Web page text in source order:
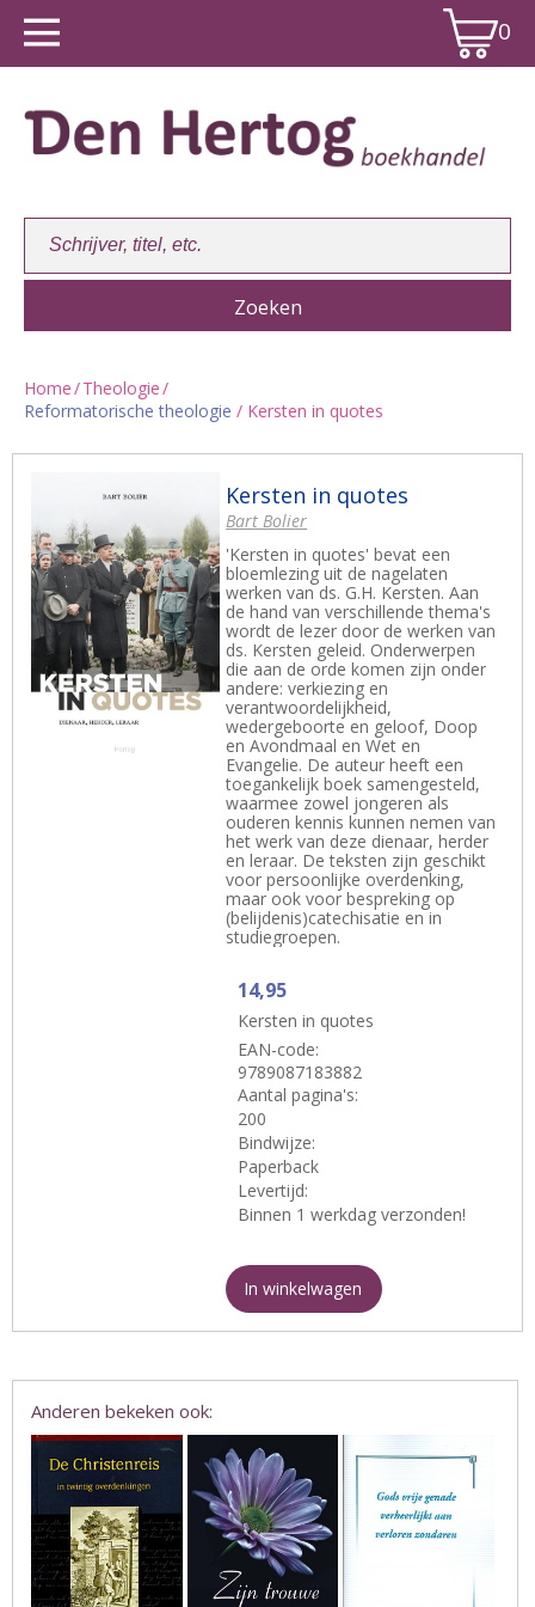
0
Winkelwagen:
Home/Theologie/
Reformatorische theologie / Kersten in quotes
Kersten in quotes
Bart Bolier
'Kersten in quotes' bevat een
bloemlezing uit de nagelaten
werken van ds. G.H. Kersten. Aan
de hand van verschillende thema's
wordt de lezer door de werken van
ds. Kersten geleid. Onderwerpen
die aan de orde komen zijn onder
andere: verkiezing en
verantwoordelijkheid,
wedergeboorte en geloof, Doop
en Avondmaal en Wet en
Evangelie. De auteur heeft een
toegankelijk boek samengesteld,
waarmee zowel jongeren als
ouderen kennis kunnen nemen van
het werk van deze dienaar, herder
en leraar. De teksten zijn geschikt
voor persoonlijke overdenking,
maar ook voor bespreking op
(belijdenis)catechisatie en in
studiegroepen.
14,95
Kersten in quotes
EAN-code:
9789087183882
Aantal pagina's:
200
Bindwijze:
Paperback
Levertijd:
Binnen 1 werkdag verzonden!
In winkelwagen
Anderen bekeken ook: